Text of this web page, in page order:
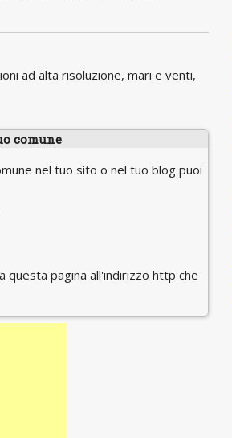
ad alta risoluzione, mari e venti,
comune
nel tuo sito o nel tuo blog puoi
questa pagina all'indirizzo http che